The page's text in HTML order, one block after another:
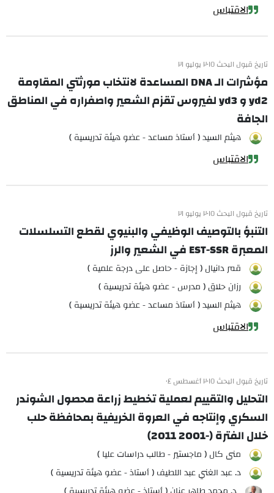
الاقتباس
تاريخ قبول البحث ٢٠١٥ يوليو ٢١
مؤشرات الـ DNA المساعدة لانتخاب مورثتي المقاومة
yd2 و yd3 لفيروس تقزم الشعير واصفراره في المناطق
الجافة
هيثم السيد ( أستاذ مساعد - عضو هيئة تدريسية )
الاقتباس
تاريخ قبول البحث ٢٠١٥ يوليو ٢١
التنبؤ بالتوصيف الوظيفي والبنيوي لقطع التسلسلات
المعبرة EST-SSR في الشعير والرز
قمر دانيال ( إجازة - حاصل على درجة علمية )
رزان حلاق ( مدرس - عضو هيئة تدريسية )
هيثم السيد ( أستاذ مساعد - عضو هيئة تدريسية )
الاقتباس
تاريخ قبول البحث ٢٠١٥ أغسطس ٠٤
التحليل والتقييم لعملية تخطيط زراعة محصول الشوندر
السكري وإنتاجه في العروة الخريفية بمحافظة حلب
خلال الفترة (-2001 2011)
منى كال ( ماجستير - طالب دراسات عليا )
د. عبد الغني عبد اللطيف ( أستاذ - عضو هيئة تدريسية )